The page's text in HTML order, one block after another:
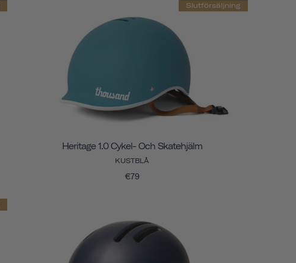
Slutförsäljning
Heritage 1.0 Cykel- Och Skatehjälm
KUSTBLÅ
€79